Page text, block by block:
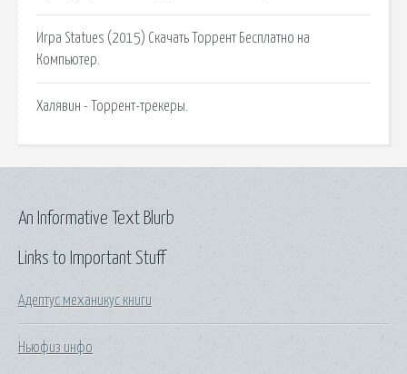
Игра Statues (2015) Скачать Торрент Бесплатно на
Компьютер.
Халявин - Торрент-трекеры.
Links to Important Stuff
Адептус механикус книги
Ньюфиз инфо
An Informative Text Blurb